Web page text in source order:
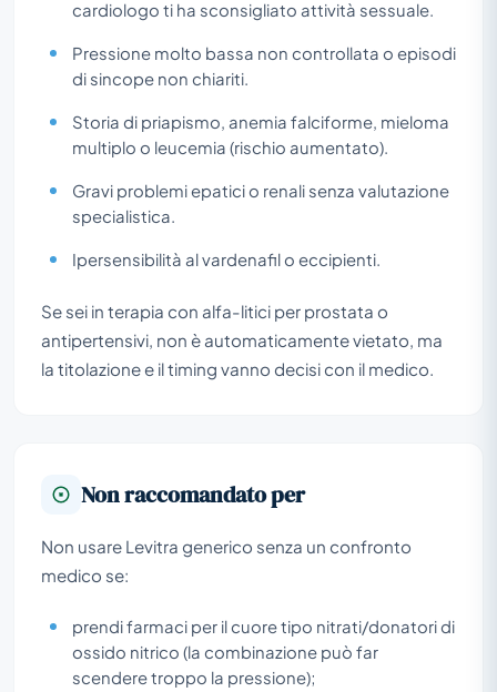
cardiologo ti ha sconsigliato attività sessuale.
Pressione molto bassa non controllata o episodi
di sincope non chiariti.
Storia di priapismo, anemia falciforme, mieloma
multiplo o leucemia (rischio aumentato).
Gravi problemi epatici o renali senza valutazione
specialistica.
Ipersensibilità al vardenafil o eccipienti.
Se sei in terapia con alfa-litici per prostata o
antipertensivi, non è automaticamente vietato, ma
la titolazione e il timing vanno decisi con il medico.
Non raccomandato per
Non usare Levitra generico senza un confronto
medico se:
prendi farmaci per il cuore tipo nitrati/donatori di
ossido nitrico (la combinazione può far
scendere troppo la pressione);